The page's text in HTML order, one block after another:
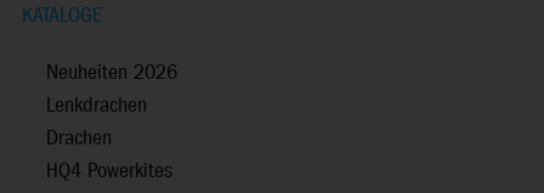
KATALOGE
Neuheiten 2026
Lenkdrachen
Drachen
HQ4 Powerkites